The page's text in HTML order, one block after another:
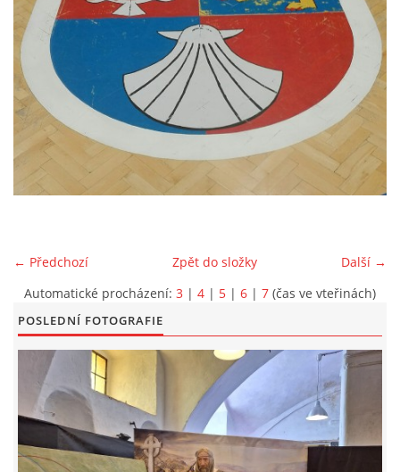
KE STAŽENÍ
PÍŠÍ O NÁS
EXKURZE PRAVĚKEM
KE STAŽENÍ - PRAVĚK
FOTOALBUM
FOTOALBUM
KONTAKT
NOVINKY
← Předchozí Další →
Zpět do složky
Automatické procházení: 3 | 4 | 5 | 6 | 7 (čas ve vteřinách)
POSLEDNÍ FOTOGRAFIE